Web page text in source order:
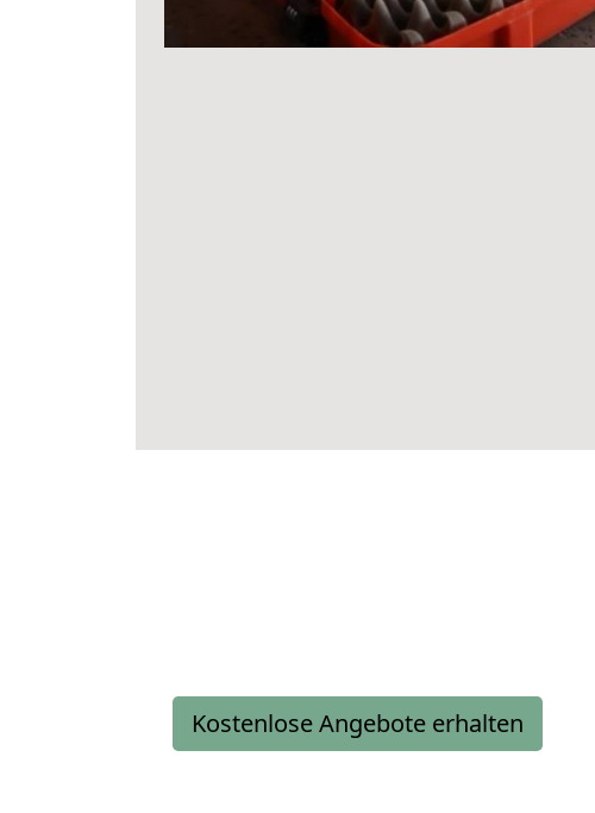
Kostenlose Angebote erhalten